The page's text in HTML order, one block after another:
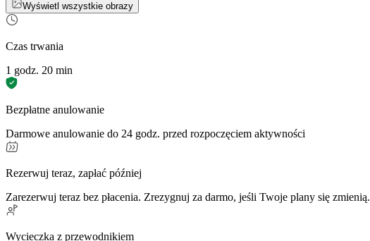
Wyświetl wszystkie obrazy
Czas trwania
1 godz. 20 min
Bezpłatne anulowanie
Darmowe anulowanie do 24 godz. przed rozpoczęciem aktywności
Rezerwuj teraz, zapłać później
Zarezerwuj teraz bez płacenia. Zrezygnuj za darmo, jeśli Twoje plany się zmienią.
Wycieczka z przewodnikiem